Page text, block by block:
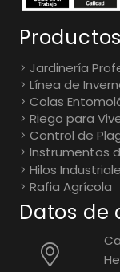
Productos
Jardinería
Línea de
Colas
Riego para
Control de
Instrumentos
Hilos
Rafia Agrícola
Datos